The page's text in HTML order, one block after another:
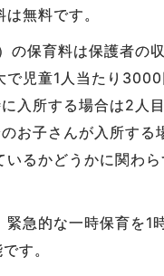
無料です。
保育料は保護者の
で児童1人当たり
入所する場合は2人
お子さんが入所する
いるかどうかに関わ
急的な一時保育を1
す。